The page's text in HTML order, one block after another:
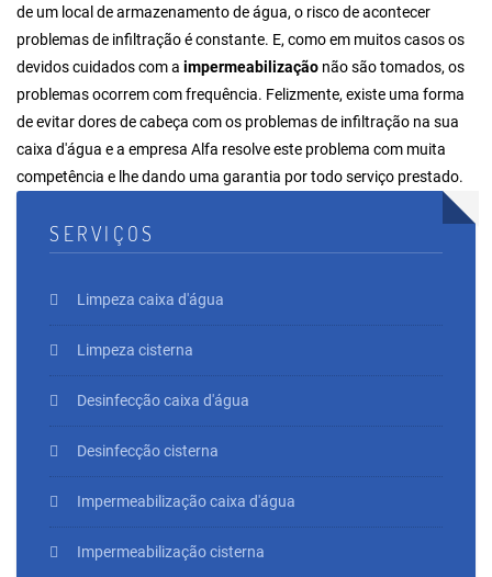
de um local de armazenamento de água, o risco de acontecer
problemas de infiltração é constante. E, como em muitos casos os
devidos cuidados com a impermeabilização não são tomados, os
problemas ocorrem com frequência. Felizmente, existe uma forma
de evitar dores de cabeça com os problemas de infiltração na sua
caixa d'água e a empresa Alfa resolve este problema com muita
competência e lhe dando uma garantia por todo serviço prestado.
SERVIÇOS
Limpeza caixa d'água
Limpeza cisterna
Desinfecção caixa d'água
Desinfecção cisterna
Impermeabilização caixa d'água
Impermeabilização cisterna